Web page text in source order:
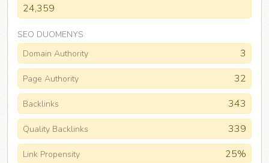
24,359
SEO DUOMENYS
Domain Authority
3
Page Authority 32
Backlinks 343
Quality Backlinks 339
Link Propensity 25%